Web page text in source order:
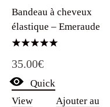
Bandeau à cheveux
élastique – Emeraude
5.00
sur 5
35.00€
Quick
View
Ajouter au